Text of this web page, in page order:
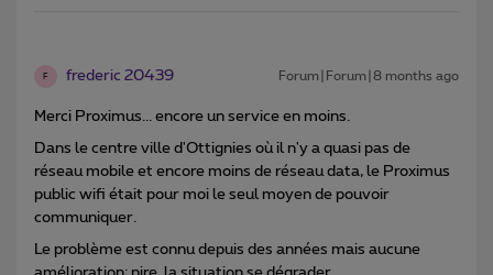
F frederic 20439 Forum|Forum|8 months ago
Merci Proximus... encore un service en moins.
Dans le centre ville d'Ottignies où il n'y a quasi pas de
réseau mobile et encore moins de réseau data, le Proximus
public wifi était pour moi le seul moyen de pouvoir
communiquer.
Le problème est connu depuis des années mais aucune